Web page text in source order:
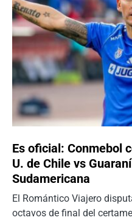
Es oficial: Conmebol
U. de Chile vs
Sudamericana
El Romántico Viajero
octavos de final del